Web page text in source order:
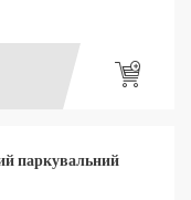
паркувальний